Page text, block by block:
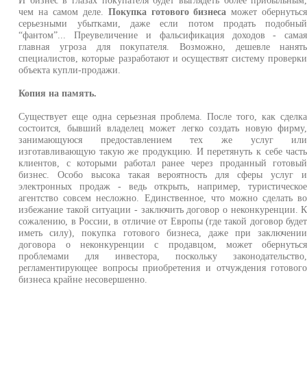
чем на самом деле. Покупка готового бизнеса может обернуться
серьезными убытками, даже если потом продать подобный
“фантом”... Преувеличение и фальсификация доходов - самая
главная угроза для покупателя. Возможно, дешевле нанять
специалистов, которые разработают и осуществят систему проверки
объекта купли-продажи.
Копия на память.
Существует еще одна серьезная проблема. После того, как сделка
состоится, бывший владелец может легко создать новую фирму,
занимающуюся предоставлением тех же услуг или
изготавливающую такую же продукцию. И перетянуть к себе часть
клиентов, с которыми работал ранее через проданный готовый
бизнес. Особо высока такая вероятность для сферы услуг и
электронных продаж - ведь открыть, например, туристическое
агентство совсем несложно. Единственное, что можно сделать во
избежание такой ситуации - заключить договор о неконкуренции. К
сожалению, в России, в отличие от Европы (где такой договор будет
иметь силу), покупка готового бизнеса, даже при заключении
договора о неконкуренции с продавцом, может обернуться
проблемами для инвестора, поскольку законодательство,
регламентирующее вопросы приобретения и отчуждения готового
бизнеса крайне несовершенно.